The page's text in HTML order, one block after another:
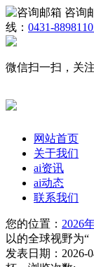
咨询
线： 0431-
微信扫一扫，关
网站首页
关于我们
ai资讯
ai动态
联系我们
您的位置： 2026
以的全球视野为“
发表日期：2026-